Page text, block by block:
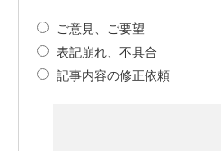
ご意見、ご要望
表記崩れ、不具合
記事内容の修正依頼